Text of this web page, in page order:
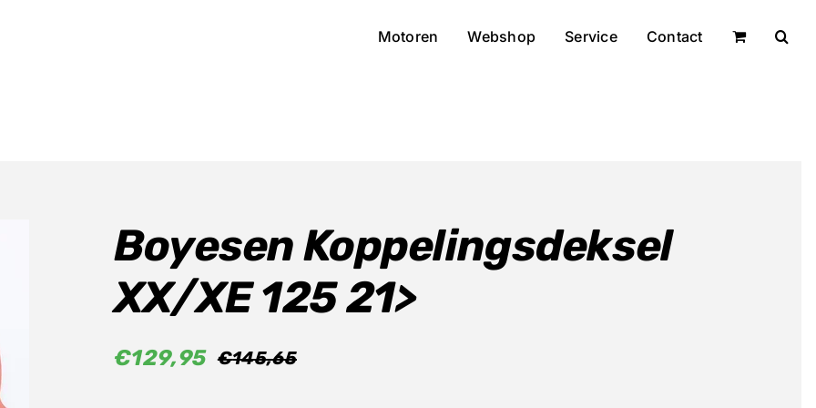
Motoren Webshop Service Contact
Boyesen Koppelingsdeksel
XX/XE 125 21>
€145,65Oorspronkelijke
€129,95
Huidige